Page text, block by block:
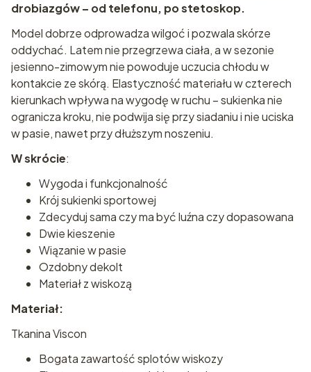
drobiazgów – od telefonu, po stetoskop.
Model dobrze odprowadza wilgoć i pozwala skórze
oddychać. Latem nie przegrzewa ciała, a w sezonie
jesienno-zimowym nie powoduje uczucia chłodu w
kontakcie ze skórą. Elastyczność materiału w czterech
kierunkach wpływa na wygodę w ruchu – sukienka nie
ogranicza kroku, nie podwija się przy siadaniu i nie uciska
w pasie, nawet przy dłuższym noszeniu.
W skrócie:
Wygoda i funkcjonalność
Krój sukienki sportowej
Zdecyduj sama czy ma być luźna czy dopasowana
Dwie kieszenie
Wiązanie w pasie
Ozdobny dekolt
Materiał z wiskozą
Materiał:
Tkanina Viscon
Bogata zawartość splotów wiskozy